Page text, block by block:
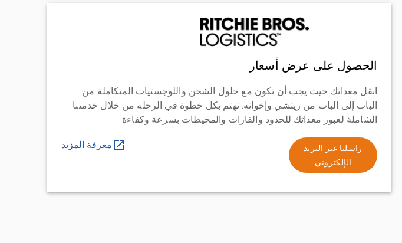
الحصول على عرض أسعار
انقل معداتك حيث يجب أن تكون مع حلول الشحن واللوجستيات المتكاملة من
الباب إلى الباب من ريتشي وإخوانه. نهتم بكل خطوة في الرحلة من خلال خدمتنا
الشاملة لعبور معداتك للحدود والقارات والمحيطات بسرعة وكفاءة
راسلنا عبر البريد
الإلكتروني
معرفة المزيد